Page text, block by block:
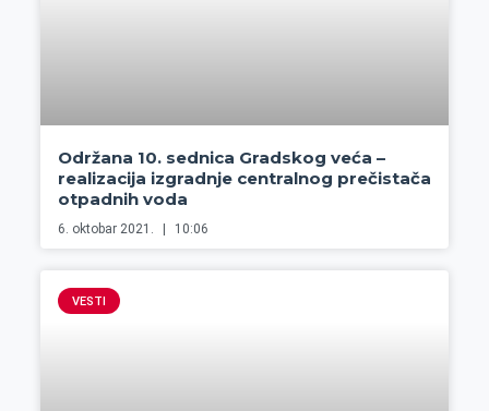
Održana 10. sednica Gradskog veća –
realizacija izgradnje centralnog prečistača
otpadnih voda
6. oktobar 2021. 10:06
VESTI